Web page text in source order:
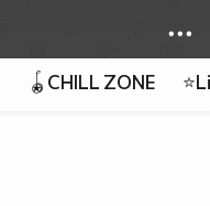
🪀CHILL ZONE